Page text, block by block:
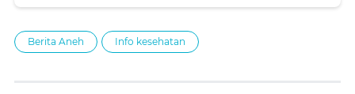
Berita Aneh Info kesehatan